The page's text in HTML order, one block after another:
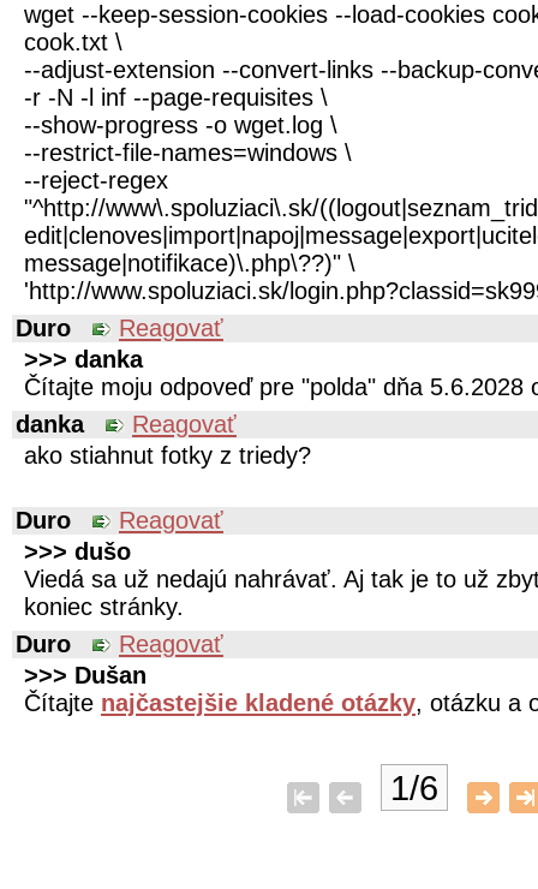
wget --keep-session-cookies --load-cookies
cook.txt \
--adjust-extension --convert-links --backup-
-r -N -l inf --page-requisites \
--show-progress -o wget.log \
--restrict-file-names=windows \
--reject-regex
"^http://www\.spoluziaci\.sk/
message|notifikace)\.php\??)" \
'http://www.spoluziaci.sk/
Duro
Reagovať
>>> danka
Čítajte moju odpoveď pre "polda" dňa 5.6.2028
danka
Reagovať
ako stiahnut fotky z triedy?
Duro
Reagovať
>>> dušo
Viedá sa už nedajú nahrávať. Aj tak je to už
koniec stránky.
Duro
Reagovať
>>> Dušan
Čítajte najčastejšie kladené otázky, otázku a
1/6